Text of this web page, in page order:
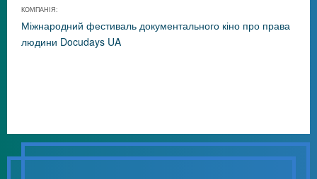
КОМПАНІЯ:
Міжнародний фестиваль документального кіно про права
людини Docudays UA